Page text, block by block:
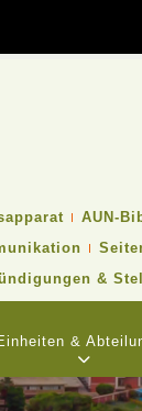
AUN-
&
&